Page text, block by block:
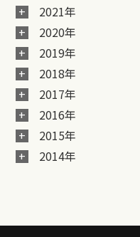
2021年
2020年
2019年
2018年
2017年
2016年
2015年
2014年